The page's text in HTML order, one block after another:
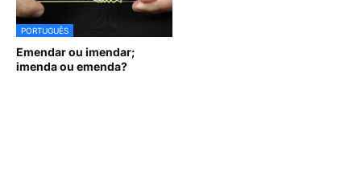
PORTUGUÊS
Emendar ou imendar;
imenda ou emenda?